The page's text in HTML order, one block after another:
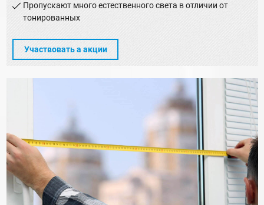
Пропускают много естественного света в отличии от
тонированных
Участвовать а акции